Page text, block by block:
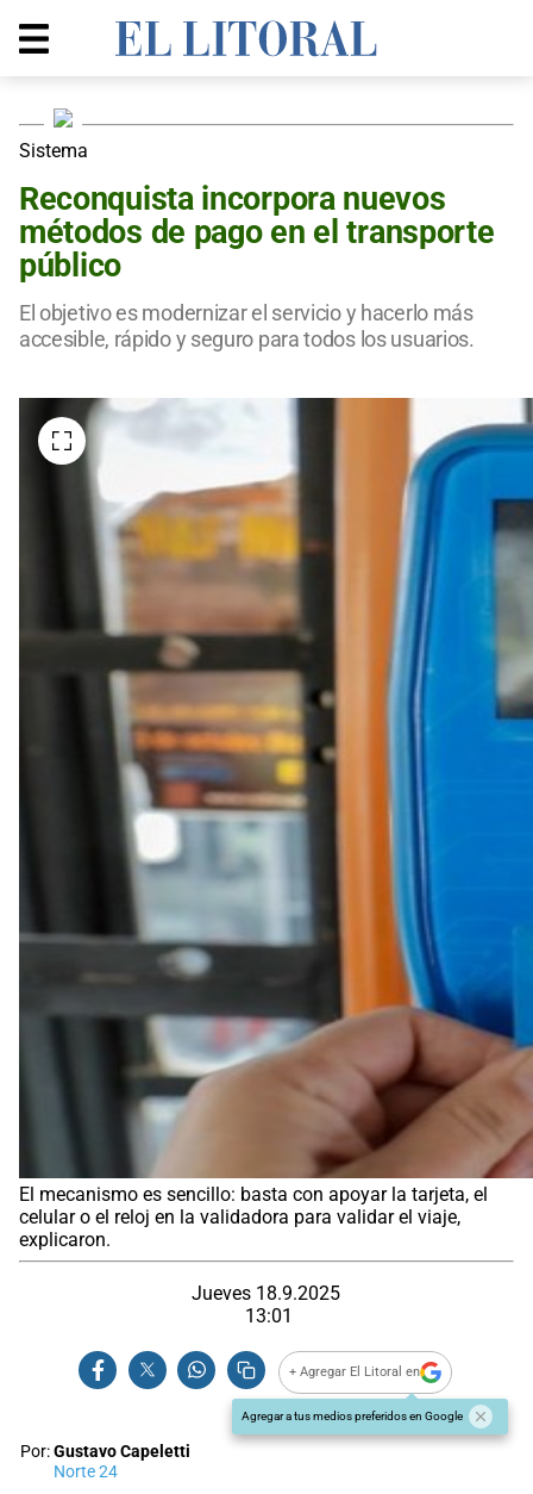
Sistema
Reconquista incorpora nuevos
métodos de pago en el transporte
público
El objetivo es modernizar el servicio y hacerlo más
accesible, rápido y seguro para todos los usuarios.
El mecanismo es sencillo: basta con apoyar la tarjeta, el
celular o el reloj en la validadora para validar el viaje,
explicaron.
Jueves 18.9.2025
13:01
+ Agregar El Litoral en
Agregar a tus medios preferidos en Google
Por:Gustavo Capeletti
Norte 24